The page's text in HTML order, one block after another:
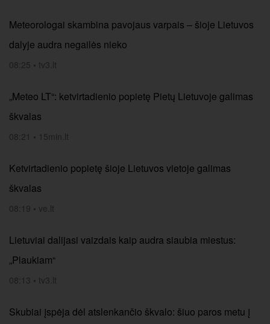
Meteorologai skambina pavojaus varpais – šioje Lietuvos
dalyje audra negailės nieko
08:25 • tv3.lt
„Meteo LT“: ketvirtadienio popietę Pietų Lietuvoje galimas
škvalas
08:21 • 15min.lt
Ketvirtadienio popietę šioje Lietuvos vietoje galimas
škvalas
08:19 • ve.lt
Lietuviai dalijasi vaizdais kaip audra siaubia miestus:
„Plaukiam“
08:13 • tv3.lt
Skubiai įspėja dėl atslenkančio škvalo: šiuo paros metu į